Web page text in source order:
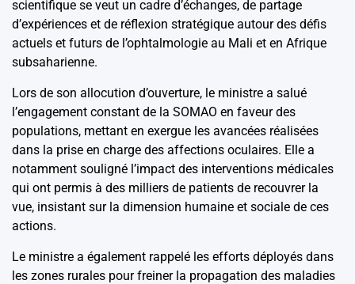
scientifique se veut un cadre d’échanges, de partage
d’expériences et de réflexion stratégique autour des défis
actuels et futurs de l’ophtalmologie au Mali et en Afrique
subsaharienne.
Lors de son allocution d’ouverture, le ministre a salué
l’engagement constant de la SOMAO en faveur des
populations, mettant en exergue les avancées réalisées
dans la prise en charge des affections oculaires. Elle a
notamment souligné l’impact des interventions médicales
qui ont permis à des milliers de patients de recouvrer la
vue, insistant sur la dimension humaine et sociale de ces
actions.
Le ministre a également rappelé les efforts déployés dans
les zones rurales pour freiner la propagation des maladies